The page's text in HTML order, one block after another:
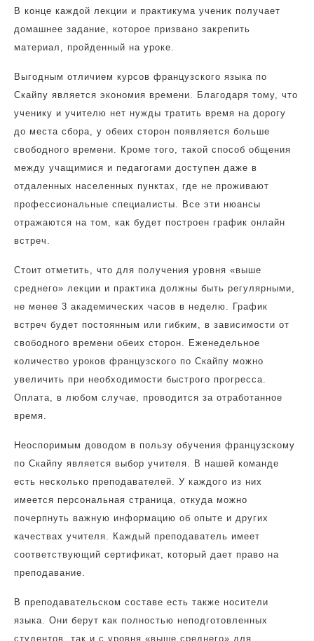
В конце каждой лекции и практикума ученик получает
домашнее задание, которое призвано закрепить
материал, пройденный на уроке.
Выгодным отличием курсов французского языка по
Скайпу является экономия времени. Благодаря тому, что
ученику и учителю нет нужды тратить время на дорогу
до места сбора, у обеих сторон появляется больше
свободного времени. Кроме того, такой способ общения
между учащимися и педагогами доступен даже в
отдаленных населенных пунктах, где не проживают
профессиональные специалисты. Все эти нюансы
отражаются на том, как будет построен график онлайн
встреч.
Стоит отметить, что для получения уровня «выше
среднего» лекции и практика должны быть регулярными,
не менее 3 академических часов в неделю. График
встреч будет постоянным или гибким, в зависимости от
свободного времени обеих сторон. Еженедельное
количество уроков французского по Скайпу можно
увеличить при необходимости быстрого прогресса.
Оплата, в любом случае, проводится за отработанное
время.
Неоспоримым доводом в пользу обучения французскому
по Скайпу является выбор учителя. В нашей команде
есть несколько преподавателей. У каждого из них
имеется персональная страница, откуда можно
почерпнуть важную информацию об опыте и других
качествах учителя. Каждый преподаватель имеет
соответствующий сертификат, который дает право на
преподавание.
В преподавательском составе есть также носители
языка. Они берут как полностью неподготовленных
студентов, так и с уровня «выше среднего» для